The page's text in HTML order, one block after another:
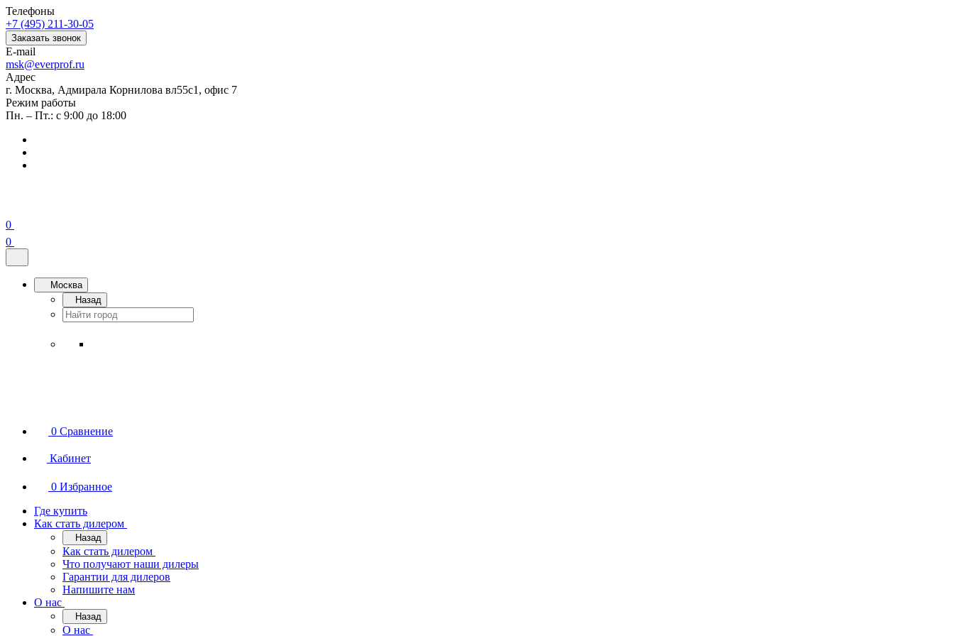
Телефоны
+7 (495) 211-30-05
Заказать звонок
E-mail
msk@everprof.ru
Адрес
г. Москва, Адмирала Корнилова вл55с1, офис 7
Режим работы
Пн. – Пт.: с 9:00 до 18:00
0
0
Москва
Назад
0 Сравнение
Кабинет
0 Избранное
Где купить
Как стать дилером
Назад
Как стать дилером
Что получают наши дилеры
Гарантии для дилеров
Напишите нам
О нас
Назад
О нас